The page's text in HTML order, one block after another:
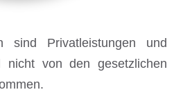
sind Privatleistungen und
von den gesetzlichen